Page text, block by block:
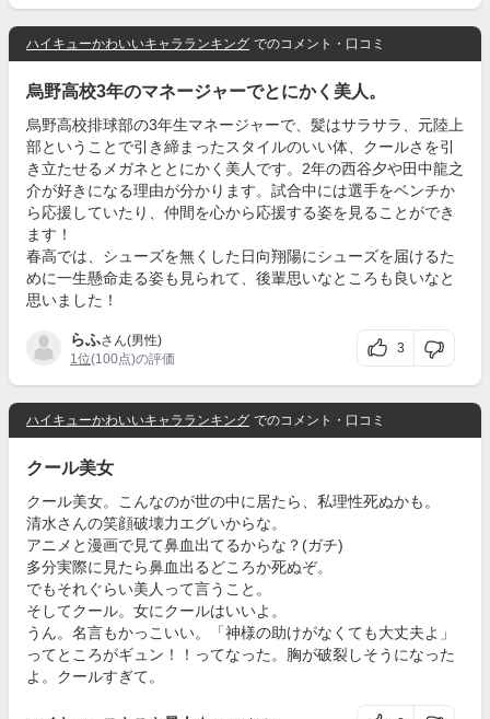
ハイキューかわいいキャラランキング でのコメント・口コミ
烏野高校3年のマネージャーでとにかく美人。
烏野高校排球部の3年生マネージャーで、髪はサラサラ、元陸上
部ということで引き締まったスタイルのいい体、クールさを引
き立たせるメガネととにかく美人です。2年の西谷夕や田中龍之
介が好きになる理由が分かります。試合中には選手をベンチか
ら応援していたり、仲間を心から応援する姿を見ることができ
ます！
春高では、シューズを無くした日向翔陽にシューズを届けるた
めに一生懸命走る姿も見られて、後輩思いなところも良いなと
思いました！
らふさん(男性)
1位(100点)の評価
3
ハイキューかわいいキャラランキング でのコメント・口コミ
クール美女
クール美女。こんなのが世の中に居たら、私理性死ぬかも。
清水さんの笑顔破壊力エグいからな。
アニメと漫画で見て鼻血出てるからな？(ガチ)
多分実際に見たら鼻血出るどころか死ぬぞ。
でもそれぐらい美人って言うこと。
そしてクール。女にクールはいいよ。
うん。名言もかっこいい。「神様の助けがなくても大丈夫よ」
ってところがギュン！！ってなった。胸が破裂しそうになった
よ。クールすぎて。